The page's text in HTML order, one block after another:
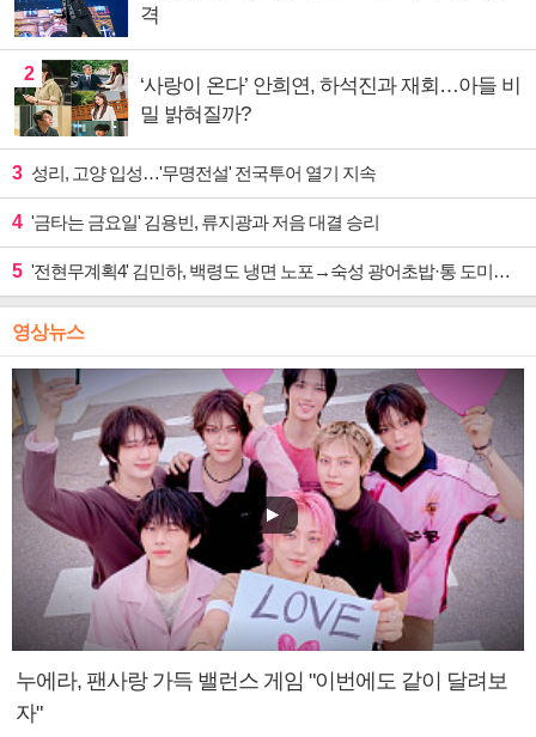
격
2
‘사랑이 온다’ 안희연, 하석진과 재회…아들 비
밀 밝혀질까?
3 성리, 고양 입성…'무명전설' 전국투어 열기 지속
4 '금타는 금요일' 김용빈, 류지광과 저음 대결 승리
5 '전현무계획4' 김민하, 백령도 냉면 노포→숙성 광어초밥·통 도미찜 맛집 탐방
영상뉴스
누에라, 팬사랑 가득 밸런스 게임 "이번에도 같이 달려보
자"